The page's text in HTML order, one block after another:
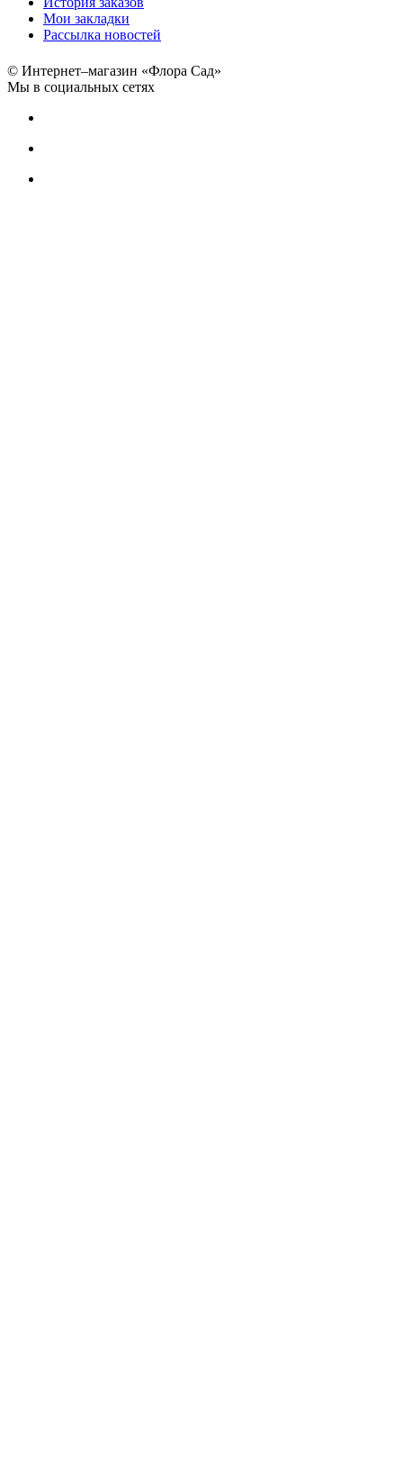
Мои закладки
Рассылка новостей
© Интернет–магазин «Флора Сад»
Мы в социальных сетях